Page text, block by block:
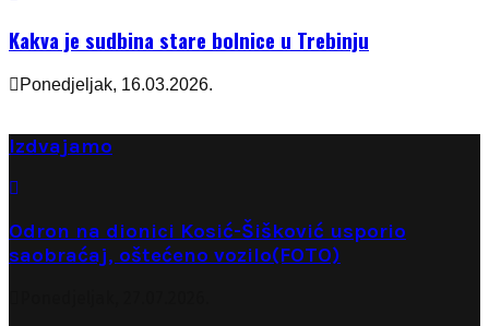
Kakva je sudbina stare bolnice u Trebinju
Ponedjeljak, 16.03.2026.
Izdvajamo
Odron na dionici Kosić-Šišković usporio
saobraćaj, oštećeno vozilo(FOTO)